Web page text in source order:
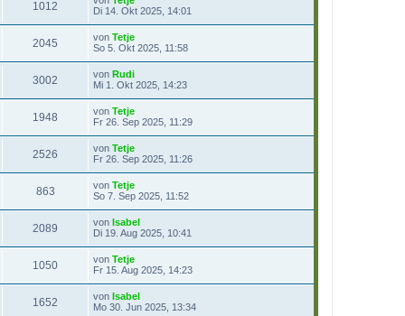
1012
Di 14. Okt 2025, 14:01
2045 von Tetje
So 5. Okt 2025, 11:58
3002 von Rudi
Mi 1. Okt 2025, 14:23
1948 von Tetje
Fr 26. Sep 2025, 11:29
2526 von Tetje
Fr 26. Sep 2025, 11:26
863 von Tetje
So 7. Sep 2025, 11:52
2089 von Isabel
Di 19. Aug 2025, 10:41
1050 von Tetje
Fr 15. Aug 2025, 14:23
1652 von Isabel
Mo 30. Jun 2025, 13:34